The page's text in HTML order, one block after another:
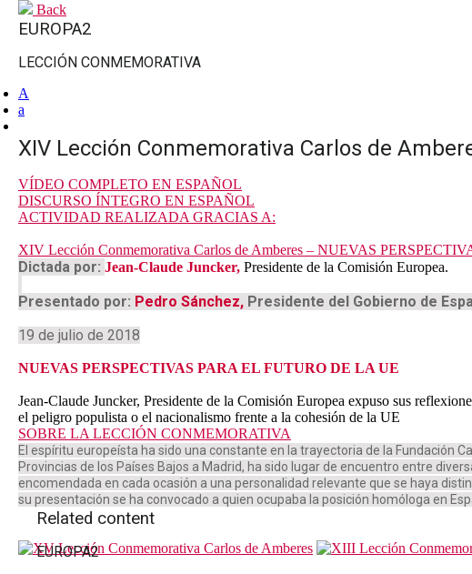
Back
EUROPA2
LECCIÓN CONMEMORATIVA
A
a
XIV Lección Conmemorativa Carlos de
VÍDEO COMPLETO EN ESPAÑOL
DISCURSO ÍNTEGRO EN ESPAÑOL
ACTIVIDAD REALIZADA GRACIAS A:
XIV Lección Conmemorativa Carlos de Amberes – NUEVAS
Dictada por: Jean-Claude Juncker, Presidente de la Comisión Europea.
Presentado por: Pedro Sánchez, Presidente del Gobierno de
19 de julio de 2018
NUEVAS PERSPECTIVAS PARA EL FUTURO DE LA UE
Jean-Claude Juncker, Presidente de la Comisión Europea expuso sus
el peligro populista o el nacionalismo frente a la cohesión de la UE
SOBRE LA LECCIÓN CONMEMORATIVA
El espíritu europeísta ha sido una constante en la trayectoria de la Fundación
Provincias de los Países Bajos a Madrid, ha sido lugar de encuentro entre
encomendada en cada ocasión a una personalidad relevante que se haya
su presentación se ha convocado a quien ocupaba la posición homóloga en
Related content
EUROPA2